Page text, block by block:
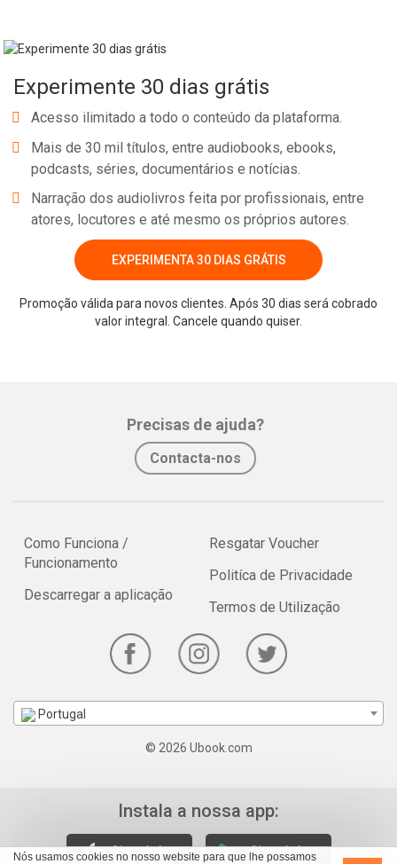
Nós usamos cookies no nosso website para que lhe possamos
Experimente 30 dias grátis
Acesso ilimitado a todo o conteúdo da plataforma.
Mais de 30 mil títulos, entre audiobooks, ebooks,
podcasts, séries, documentários e notícias.
Narração dos audiolivros feita por profissionais, entre
atores, locutores e até mesmo os próprios autores.
EXPERIMENTA 30 DIAS GRÁTIS
Promoção válida para novos clientes. Após 30 dias será cobrado
valor integral. Cancele quando quiser.
Precisas de ajuda?
Contacta-nos
Como Funciona /
Funcionamento
Descarregar a aplicação
Resgatar Voucher
Politíca de Privacidade
Termos de Utilização
Portugal
© 2026 Ubook.com
Instala a nossa app: